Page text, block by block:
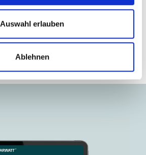
Auswahl erlauben
Ablehnen